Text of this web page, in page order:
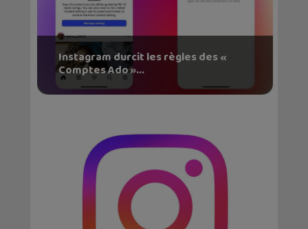
Instagram durcit les règles des «
Comptes Ado »...